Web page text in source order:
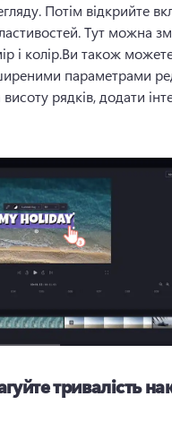
Потім відкрийте
Тут можна
і колір.Ви також
параметрами
рядків, додати
тривалість